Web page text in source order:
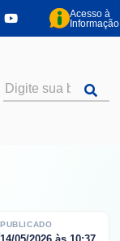
Acesso à
Informação
PUBLICADO